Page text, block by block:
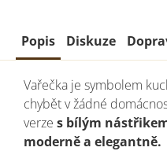
Popis Diskuze
Vařečka je symbolem
chybět v žádné
verze s bílým
moderně a elegantně.